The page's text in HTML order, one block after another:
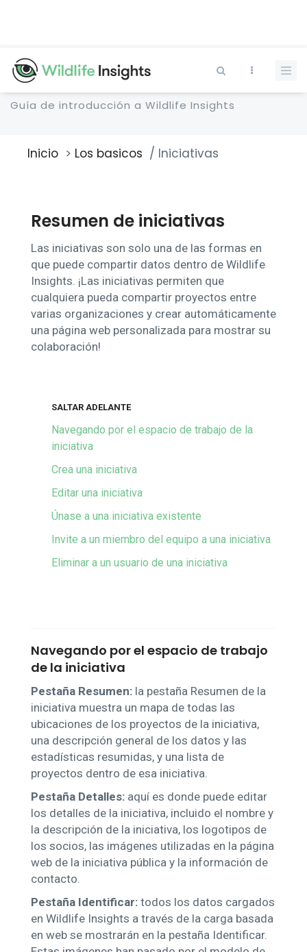
principal
Guía de introducción a Wildlife Insights
Sobrescribir
navegación
Inicio Los basicos Iniciativas
Resumen de iniciativas
Las iniciativas son solo una de las formas en
que puede compartir datos dentro de Wildlife
Insights. ¡Las iniciativas permiten que
cualquiera pueda compartir proyectos entre
varias organizaciones y crear automáticamente
una página web personalizada para mostrar su
colaboración!
SALTAR ADELANTE
Navegando por el espacio de trabajo de la
iniciativa
Crea una iniciativa
Editar una iniciativa
Únase a una iniciativa existente
Invite a un miembro del equipo a una iniciativa
Eliminar a un usuario de una iniciativa
Navegando por el espacio de trabajo
de la iniciativa
Pestaña Resumen: la pestaña Resumen de la
iniciativa muestra un mapa de todas las
ubicaciones de los proyectos de la iniciativa,
una descripción general de los datos y las
estadísticas resumidas, y una lista de
proyectos dentro de esa iniciativa.
Pestaña Detalles: aquí es donde puede editar
los detalles de la iniciativa, incluido el nombre y
la descripción de la iniciativa, los logotipos de
los socios, las imágenes utilizadas en la página
web de la iniciativa pública y la información de
contacto.
Pestaña Identificar: todos los datos cargados
en Wildlife Insights a través de la carga basada
en web se mostrarán en la pestaña Identificar.